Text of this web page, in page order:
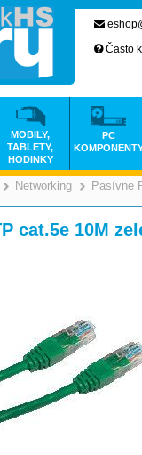
>
Networking Pasívne
cat.5e 10M
Často
MOBILY,
TABLETY,
HODINKY
PC